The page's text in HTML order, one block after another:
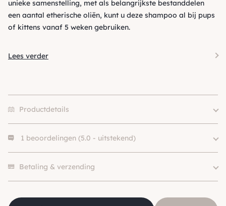
unieke samenstelling, met als belangrijkste bestanddelen
een aantal etherische oliën, kunt u deze shampoo al bij pups
of kittens vanaf 5 weken gebruiken.
Lees verder
Productdetails
Aandoening
Vlooien
Merk
Jean Peau
Soort
1 beoordelingen (5.0 - uitstekend)
Betaling & verzending